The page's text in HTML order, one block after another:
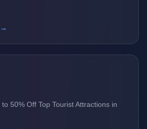
→
50% Off Top Tourist Attractions in